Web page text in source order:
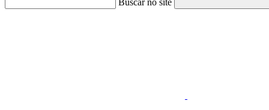
Buscar no site